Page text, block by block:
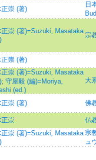
正崇 (著)
日
正崇 (著)=Suzuki, Masataka
宗
正崇 (著)
正崇 (著)=Suzuki, Masataka
; 守屋毅 (編)=Moriya,
(ed.)
大
正崇 (著) 佛
正崇 仏
正崇 (著)=Suzuki, Masataka 宗
ュ